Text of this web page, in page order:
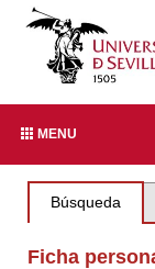
MENU
Búsqueda
Ficha